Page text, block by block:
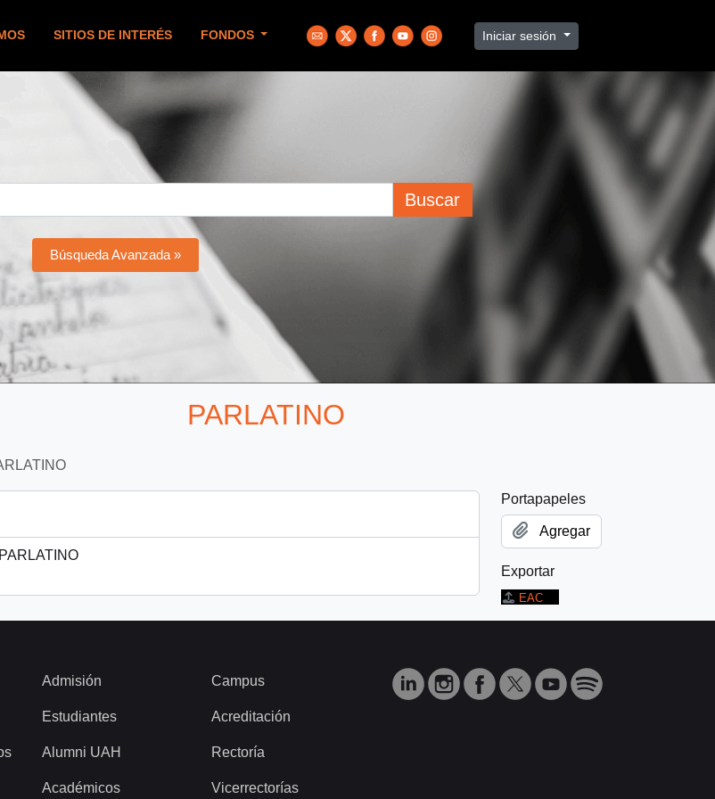
SITIOS DE INTERÉS FONDOS Iniciar sesión
Buscar
Búsqueda Avanzada »
PARLATINO
PARLATINO
Portapapeles
Agregar
Exportar
EAC
Admisión
Estudiantes
Alumni UAH
Académicos
Campus
Acreditación
Rectoría
Vicerrectorías